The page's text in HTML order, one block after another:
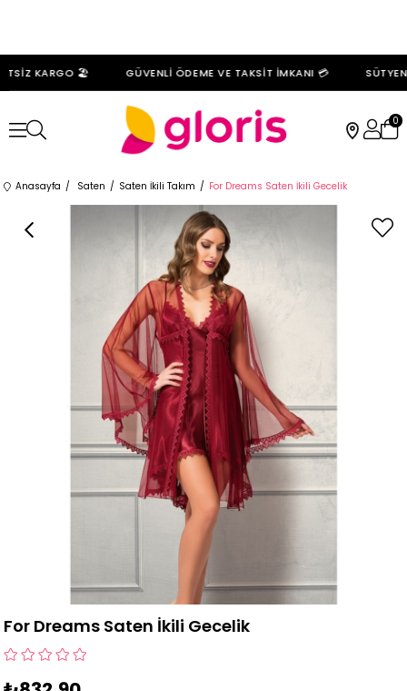
KARGO 🏖️ GÜVENLİ ÖDEME VE TAKSİT İMKANI 💳
0
Anasayfa Saten Saten İkili Takım For Dreams Saten İkili Gecelik
For Dreams Saten İkili Gecelik